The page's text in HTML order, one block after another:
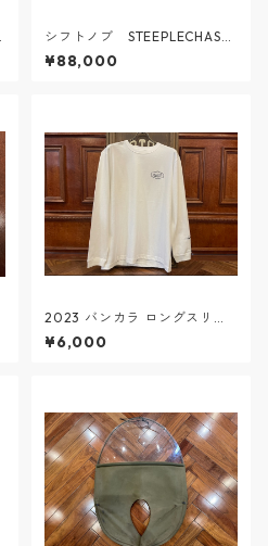
シフトノブ STEEPLECHASE
R
¥88,000
2023 バンカラ ロングスリー
ブＴシャツ 白
¥6,000